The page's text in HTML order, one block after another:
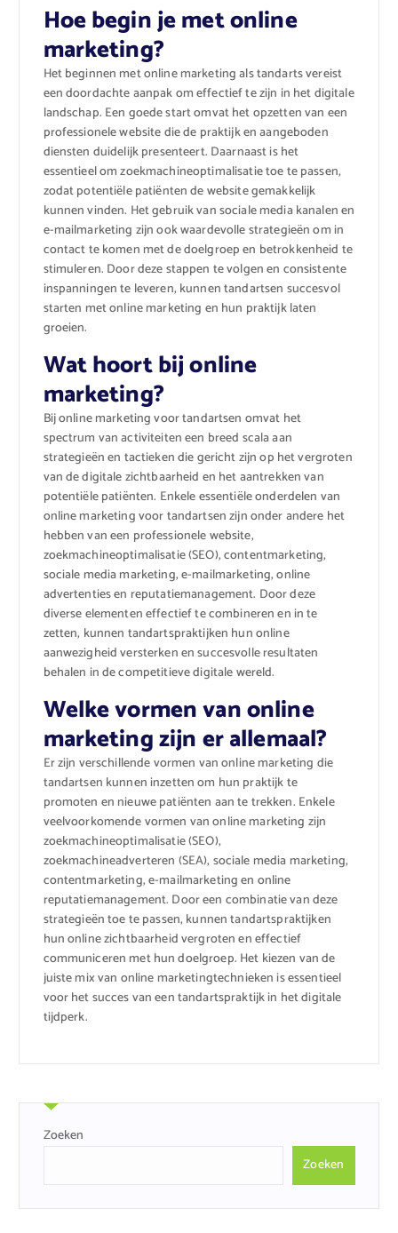
Hoe begin je met online
marketing?
Het beginnen met online marketing als tandarts vereist
een doordachte aanpak om effectief te zijn in het digitale
landschap. Een goede start omvat het opzetten van een
professionele website die de praktijk en aangeboden
diensten duidelijk presenteert. Daarnaast is het
essentieel om zoekmachineoptimalisatie toe te passen,
zodat potentiële patiënten de website gemakkelijk
kunnen vinden. Het gebruik van sociale media kanalen en
e-mailmarketing zijn ook waardevolle strategieën om in
contact te komen met de doelgroep en betrokkenheid te
stimuleren. Door deze stappen te volgen en consistente
inspanningen te leveren, kunnen tandartsen succesvol
starten met online marketing en hun praktijk laten
groeien.
Wat hoort bij online
marketing?
Bij online marketing voor tandartsen omvat het
spectrum van activiteiten een breed scala aan
strategieën en tactieken die gericht zijn op het vergroten
van de digitale zichtbaarheid en het aantrekken van
potentiële patiënten. Enkele essentiële onderdelen van
online marketing voor tandartsen zijn onder andere het
hebben van een professionele website,
zoekmachineoptimalisatie (SEO), contentmarketing,
sociale media marketing, e-mailmarketing, online
advertenties en reputatiemanagement. Door deze
diverse elementen effectief te combineren en in te
zetten, kunnen tandartspraktijken hun online
aanwezigheid versterken en succesvolle resultaten
behalen in de competitieve digitale wereld.
Welke vormen van online
marketing zijn er allemaal?
Er zijn verschillende vormen van online marketing die
tandartsen kunnen inzetten om hun praktijk te
promoten en nieuwe patiënten aan te trekken. Enkele
veelvoorkomende vormen van online marketing zijn
zoekmachineoptimalisatie (SEO),
zoekmachineadverteren (SEA), sociale media marketing,
contentmarketing, e-mailmarketing en online
reputatiemanagement. Door een combinatie van deze
strategieën toe te passen, kunnen tandartspraktijken
hun online zichtbaarheid vergroten en effectief
communiceren met hun doelgroep. Het kiezen van de
juiste mix van online marketingtechnieken is essentieel
voor het succes van een tandartspraktijk in het digitale
tijdperk.
Zoeken
Zoeken